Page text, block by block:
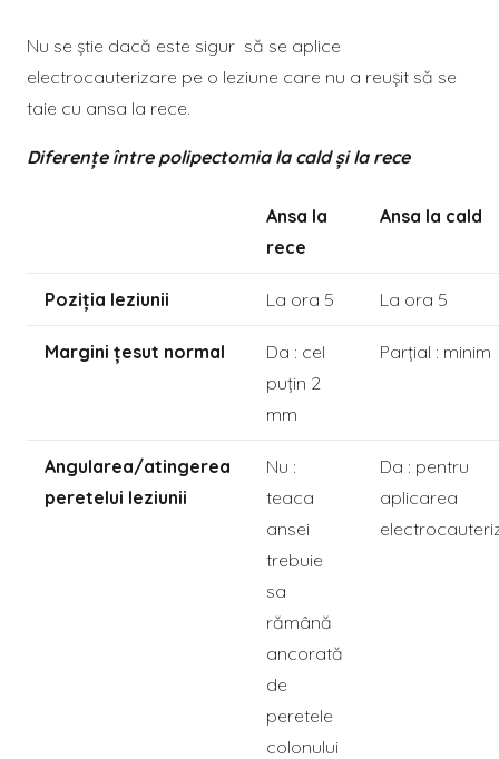
Nu se știe dacă este sigur să se aplice
electrocauterizare pe o leziune care nu a reușit să se
taie cu ansa la rece.
Diferențe între polipectomia la cald și la rece
Ansa la
rece
Ansa la cald
Poziția leziunii La ora 5 La ora 5
Margini țesut normal
Da : cel
puțin 2
mm
Parțial : minim
Angularea/atingerea
peretelui leziunii
Nu :
teaca
ansei
trebuie
sa
rămână
ancorată
de
peretele
colonului
Da : pentru
aplicarea